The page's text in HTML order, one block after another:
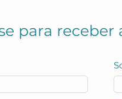
para receber